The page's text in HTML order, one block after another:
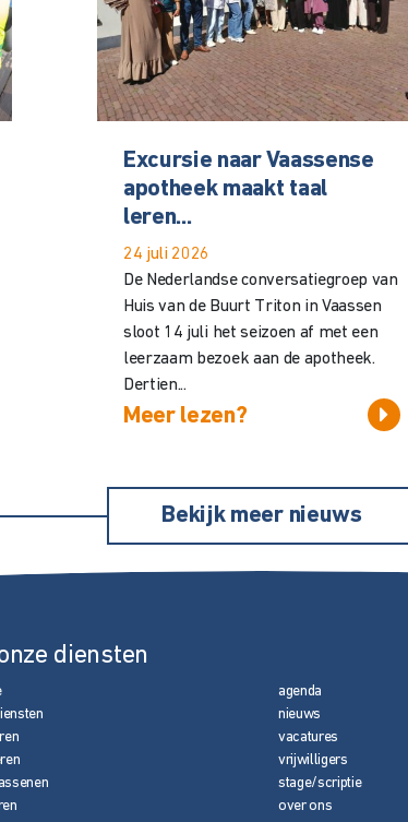
Excursie naar Vaassense
apotheek maakt taal
leren...
24 juli 2026
De Nederlandse conversatiegroep van
Huis van de Buurt Triton in Vaassen
sloot 14 juli het seizoen af met een
leerzaam bezoek aan de apotheek.
Dertien...
Meer lezen?
Bekijk meer nieuws
diensten
agenda
nieuws
vacatures
vrijwilligers
stage/scriptie
over ons